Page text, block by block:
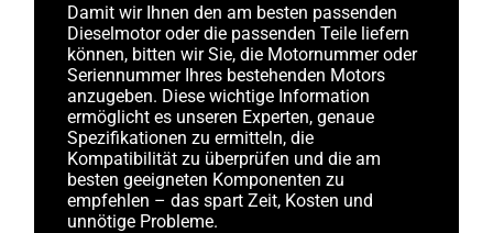
Damit wir Ihnen den am besten passenden
Dieselmotor oder die passenden Teile liefern
können, bitten wir Sie, die Motornummer oder
Seriennummer Ihres bestehenden Motors
anzugeben. Diese wichtige Information
ermöglicht es unseren Experten, genaue
Spezifikationen zu ermitteln, die
Kompatibilität zu überprüfen und die am
besten geeigneten Komponenten zu
empfehlen – das spart Zeit, Kosten und
unnötige Probleme.